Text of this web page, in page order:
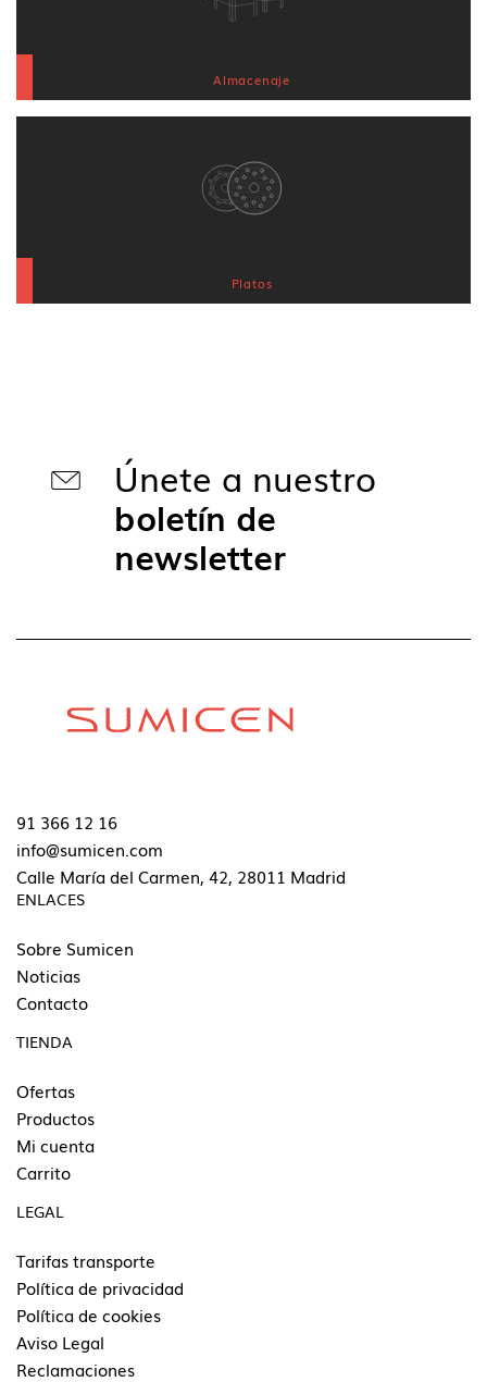
Almacenaje
Platos
Únete a nuestro
boletín de
newsletter
91 366 12 16
info@sumicen.com
Calle María del Carmen, 42, 28011 Madrid
ENLACES
Sobre Sumicen
Noticias
Contacto
TIENDA
Ofertas
Productos
Mi cuenta
Carrito
LEGAL
Tarifas transporte
Política de privacidad
Política de cookies
Aviso Legal
Reclamaciones